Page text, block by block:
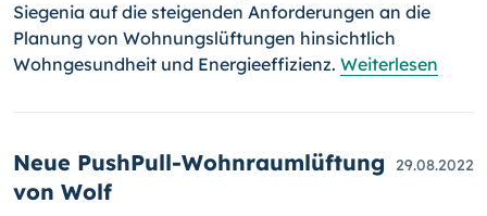
Siegenia auf die steigenden Anforderungen an die
Planung von Wohnungslüftungen hinsichtlich
Wohngesundheit und Energieeffizienz. Weiterlesen
Neue PushPull-Wohnraumlüftung
von Wolf
29.08.2022